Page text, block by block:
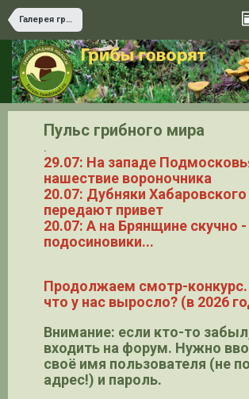
Галерея грибов
Пульс грибного мира
.
29.07: На западе
нашествие вороночника
20.07: Дубняки Хабаровского
передают привет
20.07: А на Брянщине скучно
подосиновики...
Продолжаем смотр-конкурс.
что у нас выросло? (в 2026
Внимание: если кто-то
входить на форум. Нужно
своё имя пользователя (не
адрес!) и пароль.